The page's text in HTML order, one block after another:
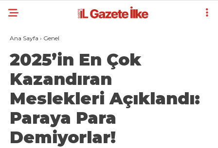
Ana Sayfa › Genel
2025’in En Çok
Kazandıran
Meslekleri Açıklandı:
Paraya Para
Demiyorlar!